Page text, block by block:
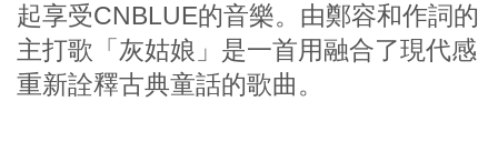
起享受CNBLUE的音樂。由鄭容和作詞的
主打歌「灰姑娘」是一首用融合了現代感
重新詮釋古典童話的歌曲。